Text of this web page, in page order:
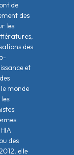
de
des
les
des
et
monde
des
elle